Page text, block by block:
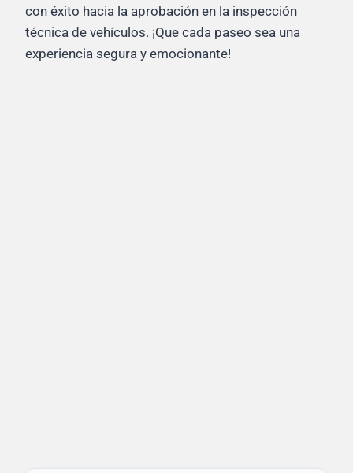
con éxito hacia la aprobación en la inspección
técnica de vehículos. ¡Que cada paseo sea una
experiencia segura y emocionante!